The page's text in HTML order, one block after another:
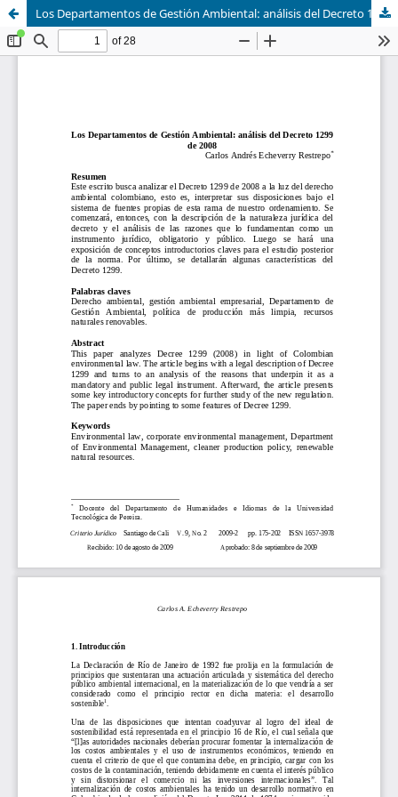
Los Departamentos de Gestión Ambiental: análisis del Decreto 1299 de 2008